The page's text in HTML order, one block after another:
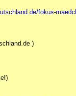
fokus-
)